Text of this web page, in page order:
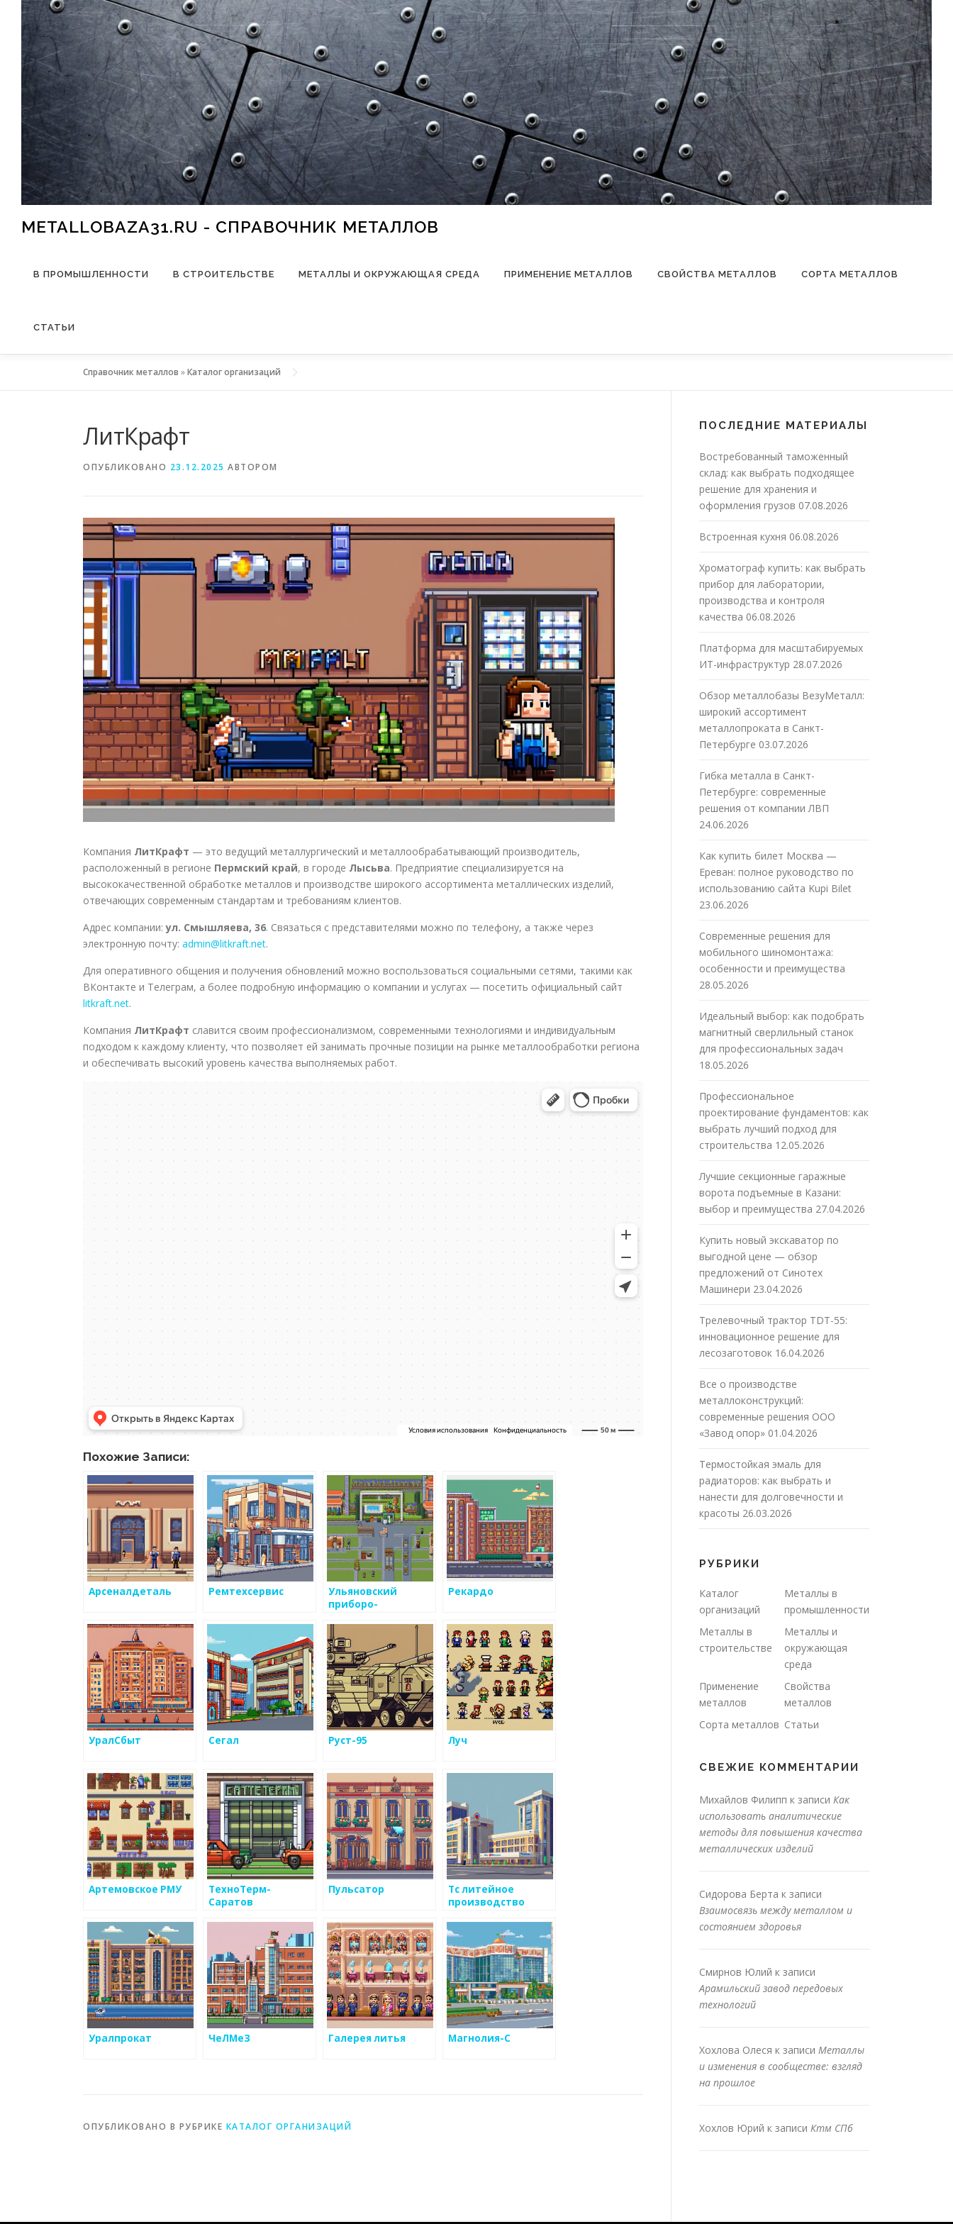
Перейти к содержимому
METALLOBAZA31.RU - СПРАВОЧНИК МЕТАЛЛОВ
В ПРОМЫШЛЕННОСТИ В СТРОИТЕЛЬСТВЕ МЕТАЛЛЫ И ОКРУЖАЮЩАЯ СРЕДА ПРИМЕНЕНИЕ МЕТАЛЛОВ СВОЙСТВА МЕТАЛЛОВ СОРТА МЕТАЛЛОВ
СТАТЬИ
Справочник металлов »Каталог организаций
ЛитКрафт
ОПУБЛИКОВАНО 23.12.2025 АВТОРОМ
Компания ЛитКрафт — это ведущий металлургический и металлообрабатывающий производитель,
расположенный в регионе Пермский край, в городе Лысьва. Предприятие специализируется на
высококачественной обработке металлов и производстве широкого ассортимента металлических изделий,
отвечающих современным стандартам и требованиям клиентов.
Адрес компании:ул. Смышляева, 36. Связаться с представителями можно по телефону, а также через
электронную почту: admin@litkraft.net.
Для оперативного общения и получения обновлений можно воспользоваться социальными сетями, такими как
ВКонтакте и Телеграм, а более подробную информацию о компании и услугах — посетить официальный сайт
litkraft.net.
Компания ЛитКрафт славится своим профессионализмом, современными технологиями и индивидуальным
подходом к каждому клиенту, что позволяет ей занимать прочные позиции на рынке металлообработки региона
и обеспечивать высокий уровень качества выполняемых работ.
Похожие Записи:
Арсеналдеталь Ремтехсервис
Ульяновский
приборо-
Рекардо
УралСбыт Сегал Руст-95 Луч
Артемовское РМУ
ТехноТерм-
Саратов
Пульсатор
Тс литейное
производство
Уралпрокат ЧеЛМеЗ Галерея литья Магнолия-С
ОПУБЛИКОВАНО В РУБРИКЕ КАТАЛОГ ОРГАНИЗАЦИЙ
ПОСЛЕДНИЕ МАТЕРИАЛЫ
Востребованный таможенный
склад: как выбрать подходящее
решение для хранения и
оформления грузов 07.08.2026
Встроенная кухня 06.08.2026
Хроматограф купить: как выбрать
прибор для лаборатории,
производства и контроля
качества 06.08.2026
Платформа для масштабируемых
ИТ-инфраструктур 28.07.2026
Обзор металлобазы ВезуМеталл:
широкий ассортимент
металлопроката в Санкт-
Петербурге 03.07.2026
Гибка металла в Санкт-
Петербурге: современные
решения от компании ЛВП
24.06.2026
Как купить билет Москва —
Ереван: полное руководство по
использованию сайта Kupi Bilet
23.06.2026
Современные решения для
мобильного шиномонтажа:
особенности и преимущества
28.05.2026
Идеальный выбор: как подобрать
магнитный сверлильный станок
для профессиональных задач
18.05.2026
Профессиональное
проектирование фундаментов: как
выбрать лучший подход для
строительства 12.05.2026
Лучшие секционные гаражные
ворота подъемные в Казани:
выбор и преимущества 27.04.2026
Купить новый экскаватор по
выгодной цене — обзор
предложений от Синотех
Машинери 23.04.2026
Трелевочный трактор TDT-55:
инновационное решение для
лесозаготовок 16.04.2026
Все о производстве
металлоконструкций:
современные решения ООО
«Завод опор» 01.04.2026
Термостойкая эмаль для
радиаторов: как выбрать и
нанести для долговечности и
красоты 26.03.2026
РУБРИКИ
Каталог
организаций
Металлы в
промышленности
Металлы в
строительстве
Металлы и
окружающая
среда
Применение
металлов
Свойства
металлов
Сорта металлов Статьи
СВЕЖИЕ КОММЕНТАРИИ
Михайлов Филипп к записи Как
использовать аналитические
методы для повышения качества
металлических изделий
Сидорова Берта к записи
Взаимосвязь между металлом и
состоянием здоровья
Смирнов Юлий к записи
Арамильский завод передовых
технологий
Хохлова Олеся к записи Металлы
и изменения в сообществе: взгляд
на прошлое
Хохлов Юрий к записи Ктм СПб